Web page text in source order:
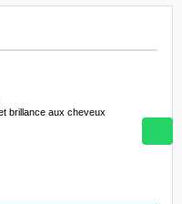
brillance aux cheveux